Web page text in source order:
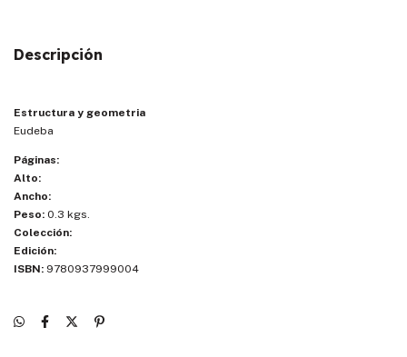
Descripción
Estructura y geometria
Eudeba
Páginas:
Alto:
Ancho:
Peso: 0.3 kgs.
Colección:
Edición:
ISBN: 9780937999004